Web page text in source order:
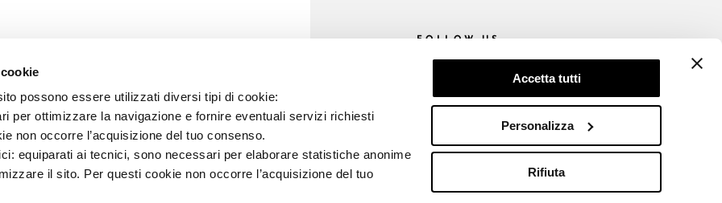
possono essere utilizzati diversi tipi di cookie:
per ottimizzare la navigazione e fornire eventuali servizi richiesti
non occorre l’acquisizione del tuo consenso.
equiparati ai tecnici, sono necessari per elaborare statistiche anonime
il sito. Per questi cookie non occorre l’acquisizione del tuo
Accetta tutti
Personalizza
Rifiuta
FOLLOW US
E REG. IMPR. BO 00286900378 R.E.A. BO 5545